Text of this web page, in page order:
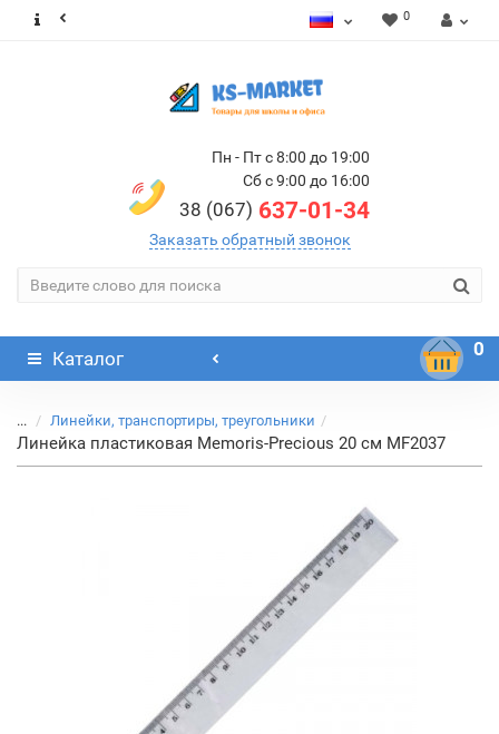
0
Пн - Пт с 8:00 до 19:00
Сб с 9:00 до 16:00
38 (067) 637-01-34
Заказать обратный звонок
Каталог 0
... Линейки, транспортиры, треугольники
Линейка пластиковая Memoris-Precious 20 см MF2037